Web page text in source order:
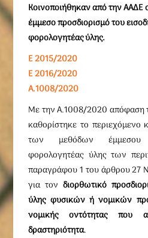
Κοινοποιήθηκαν από την ΑΑΔΕ
έμμεσο προσδιορισμό του
φορολογητέας ύλης.
Ε 2015/2020
Ε 2016/2020
Α.1008/2020
Με την Α.1008/2020 απόφαση
καθορίστηκε το
των μεθόδων έμμεσου
φορολογητέας ύλης των
παραγράφου 1 του άρθρου 27
για τονδιορθωτικό
ύλης φυσικών ή νομικών
νομικής οντότητας που
δραστηριότητα.